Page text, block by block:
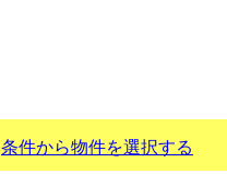
条件から物件を選択する